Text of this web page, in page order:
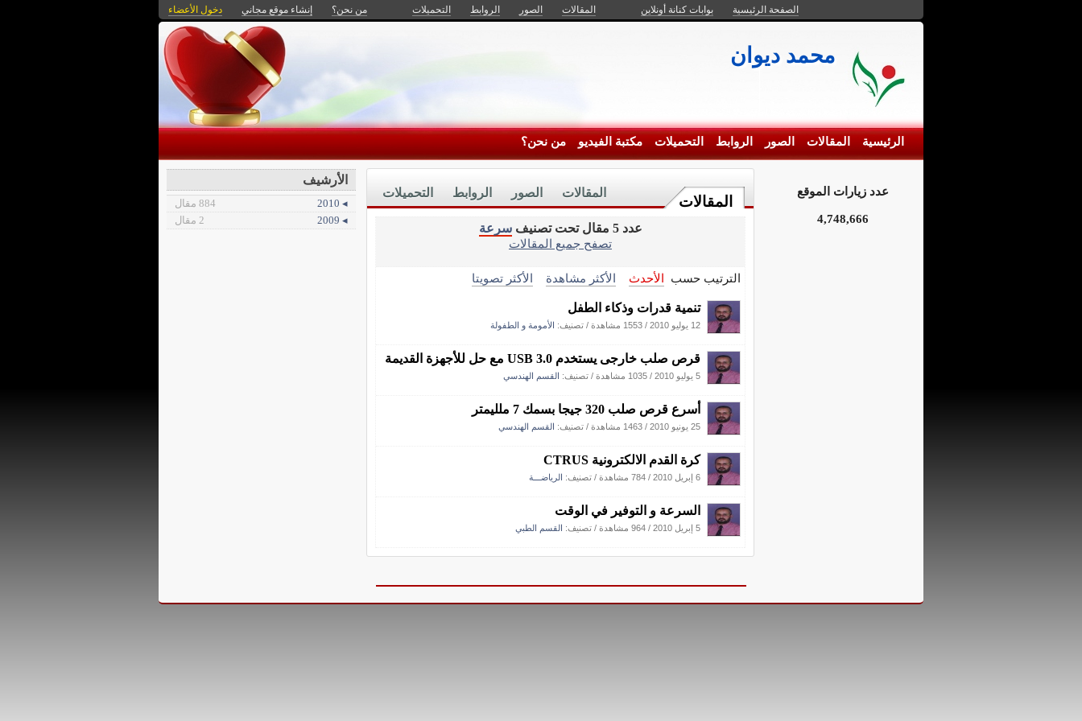
الصفحة الرئيسية بوابات كنانة أونلاين المقالات الصور الروابط التحميلات من نحن؟ إنشاء موقع مجاني دخول الأعضاء
محمد ديوان
الرئيسية المقالات الصور الروابط التحميلات مكتبة الفيديو من نحن؟
المقالات
التحميلات الروابط الصور المقالات
عدد 5 مقال تحت تصنيف
سرعة
تصفح جميع المقالات
الترتيب حسب الأحدث الأكثر مشاهدة الأكثر تصويتا
تنمية قدرات وذكاء الطفل
12 يوليو 2010 / 1553 مشاهدة / تصنيف: الأمومة و الطفولة
قرص صلب خارجى يستخدم USB 3.0 مع حل للأجهزة القديمة
5 يوليو 2010 / 1035 مشاهدة / تصنيف: القسم الهندسي
أسرع قرص صلب 320 جيجا بسمك 7 ملليمتر
25 يونيو 2010 / 1463 مشاهدة / تصنيف: القسم الهندسي
كرة القدم الالكترونية CTRUS
6 إبريل 2010 / 784 مشاهدة / تصنيف: الرياضـــة
السرعة و التوفير في الوقت‏
5 إبريل 2010 / 964 مشاهدة / تصنيف: القسم الطبي
عدد زيارات الموقع
4,748,666
الأرشيف
◂ 2010
884 مقال
◂ 2009
2 مقال